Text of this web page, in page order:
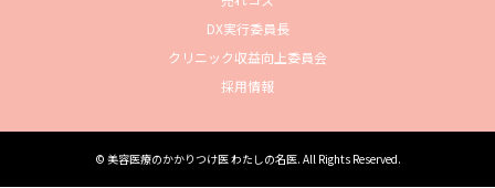
DX実行委員長
クリニック収益向上委員会
採用情報
© 美容医療のかかりつけ医 わたしの名医. All Rights Reserved.